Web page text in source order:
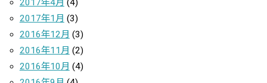
2017年4月 (4)
2017年1月 (3)
2016年12月 (3)
2016年11月 (2)
2016年10月 (4)